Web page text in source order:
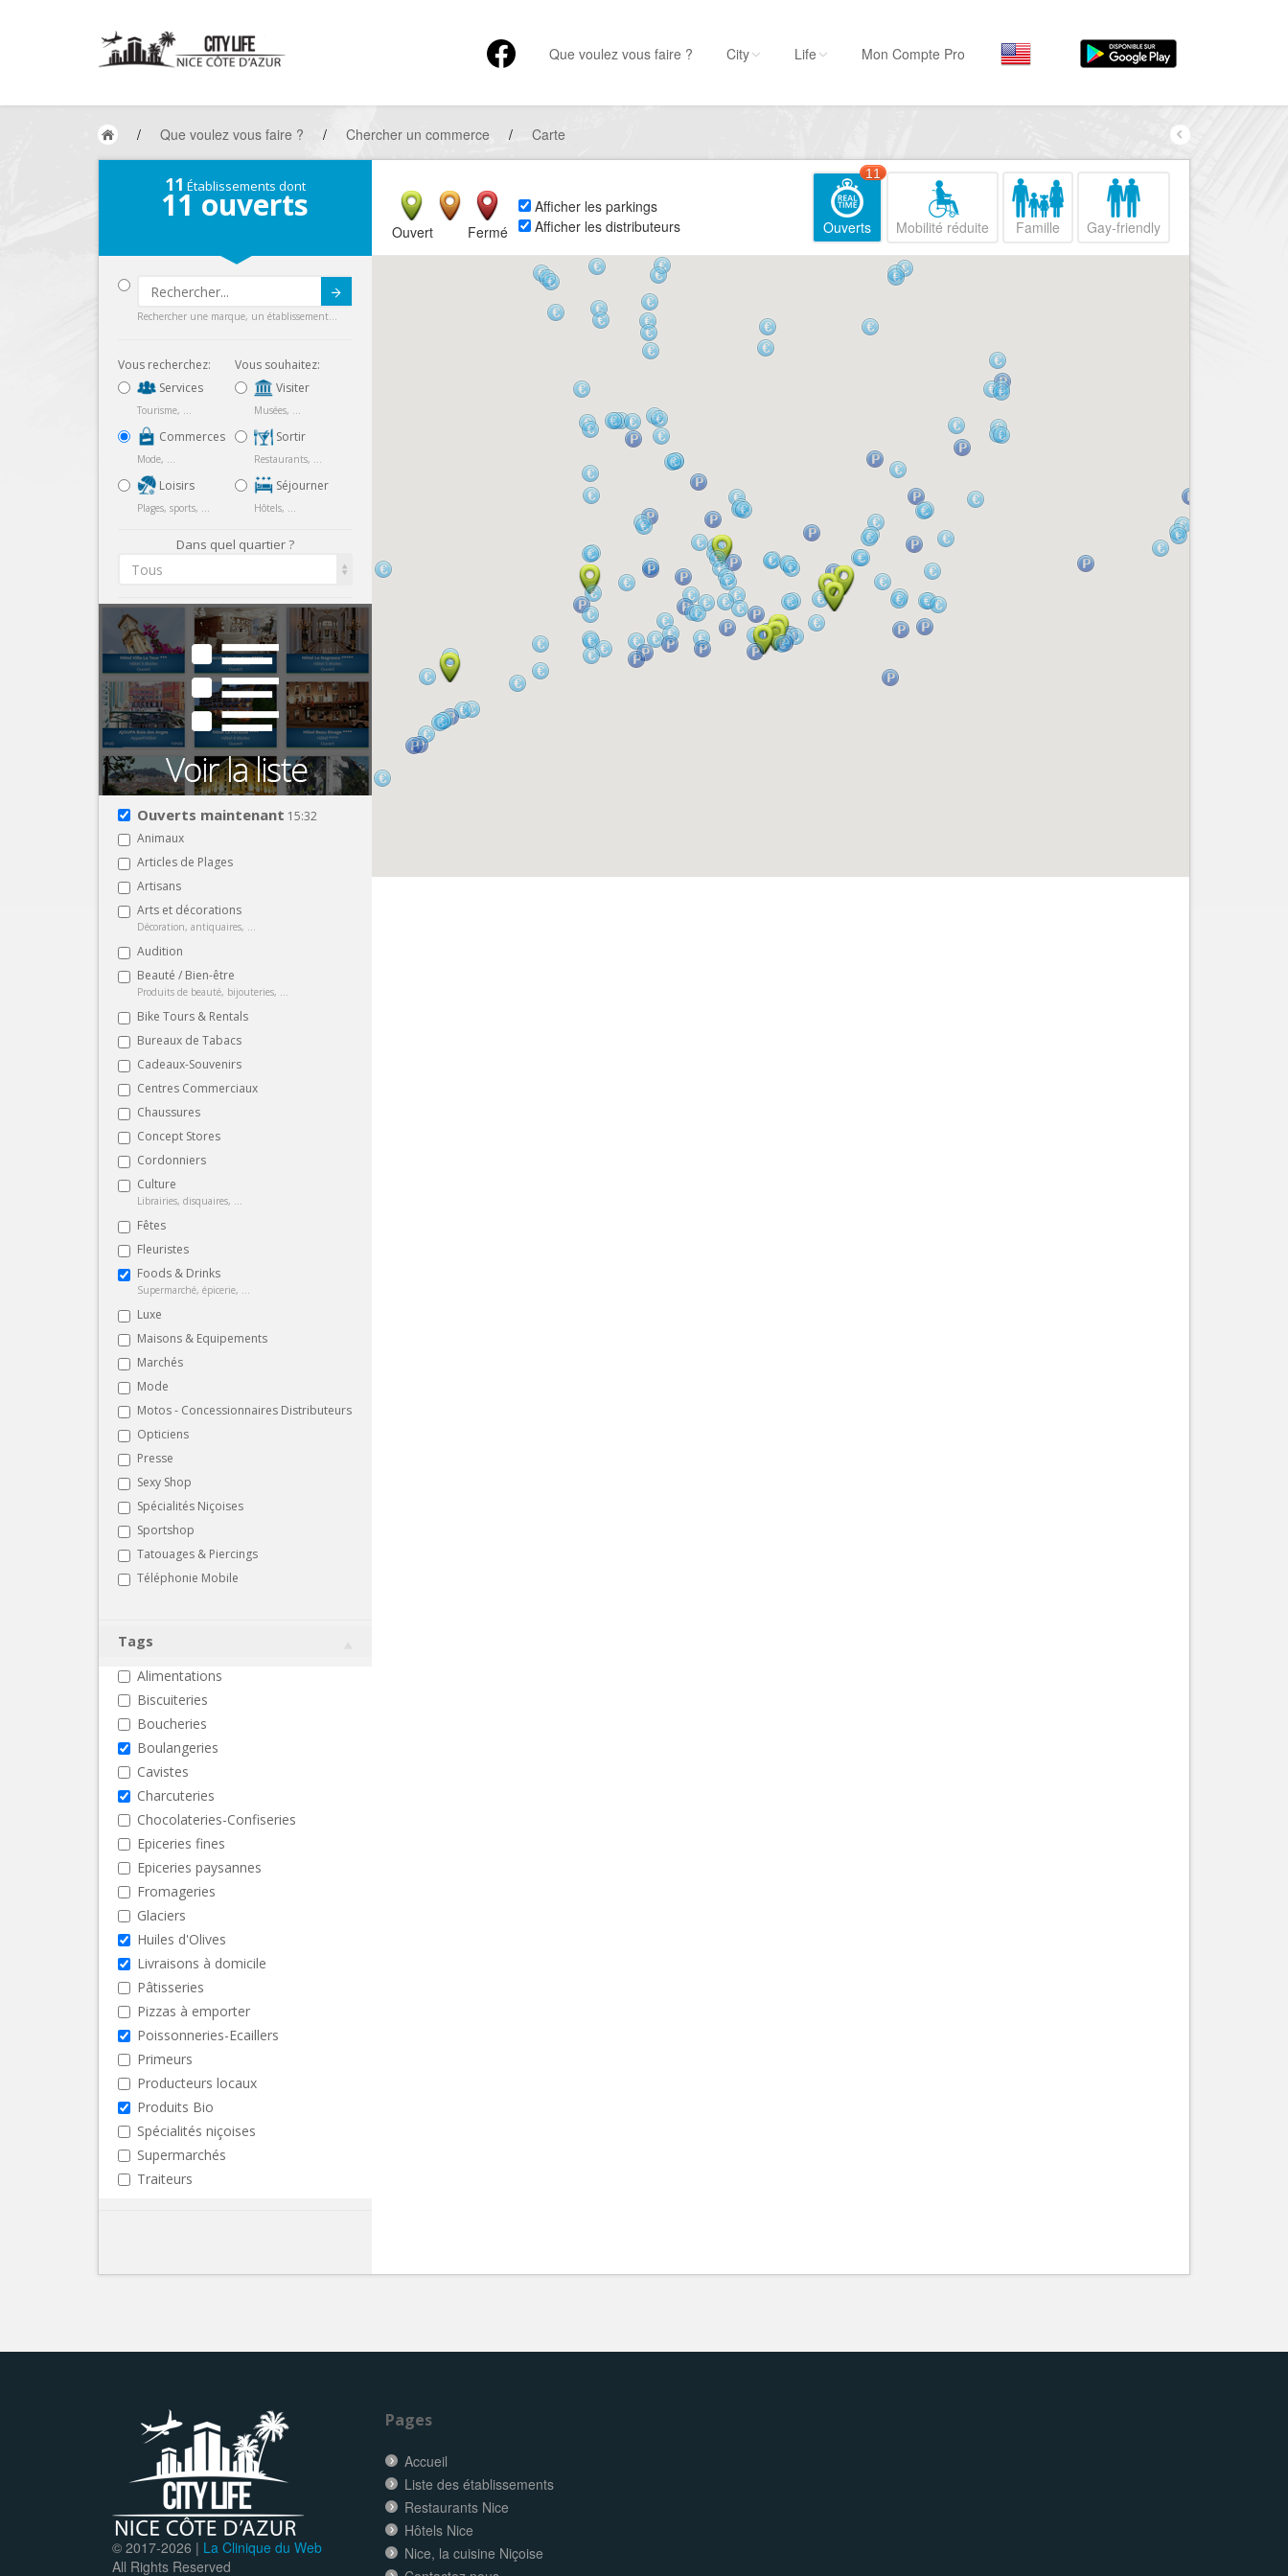
Que voulez vous faire ?
Hôtels, ...
Visiter
Musées, ...
Loisirs
Plages, sports, ...
Services
Par quartiers
Nice Promenade du
Nice le Port
City Life Mon Compte Pro
/ Que voulez vous faire ? / Chercher un commerce / Carte
11 Établissements dont
11 ouverts
Rechercher une marque, un établissement...
Vous recherchez:
Services
Tourisme, ...
Commerces
Mode, ...
Loisirs
Plages, sports, ...
Vous souhaitez:
Visiter
Musées, ...
Sortir
Restaurants, ...
Séjourner
Hôtels, ...
Dans quel quartier ?
Tous
Ouverts maintenant 15:32
Animaux
Articles de Plages
Artisans
Arts et décorations
Décoration, antiquaires, ...
Audition
Beauté / Bien-être
Produits de beauté, bijouteries, ...
Bike Tours & Rentals
Bureaux de Tabacs
Cadeaux-Souvenirs
Centres Commerciaux
Chaussures
Concept Stores
Cordonniers
Culture
Librairies, disquaires, ...
Fêtes
Fleuristes
Foods & Drinks
Supermarché, épicerie, ...
Luxe
Maisons & Equipements
Marchés
Mode
Motos - Concessionnaires Distributeurs
Opticiens
Presse
Sexy Shop
Spécialités Niçoises
Sportshop
Tatouages & Piercings
Téléphonie Mobile
Tags
Alimentations
Biscuiteries
Boucheries
Boulangeries
Cavistes
Charcuteries
Chocolateries-Confiseries
Epiceries fines
Epiceries paysannes
Fromageries
Glaciers
Huiles d'Olives
Livraisons à domicile
Pâtisseries
Pizzas à emporter
Poissonneries-Ecaillers
Primeurs
Producteurs locaux
Produits Bio
Spécialités niçoises
Supermarchés
Traiteurs
Afficher les parkings
Afficher les distributeurs
Ouvert Fermé Ouverts
11
Mobilité réduite Famille Gay-friendly
© 2017-2026 | La Clinique du Web
All Rights Reserved
Pages
Accueil
Liste des établissements
Restaurants Nice
Hôtels Nice
Nice, la cuisine Niçoise